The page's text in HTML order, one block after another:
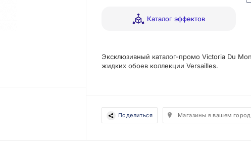
Каталог эффектов
Эксклюзивный каталог-промо Victoria Du
жидких обоев коллекции Versailles.
Поделиться Магазины в вашем